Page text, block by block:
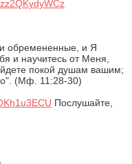
обремененные, и Я
и научитесь от Меня,
покой душам вашим;
(Мф. 11:28-30)
Послушайте,